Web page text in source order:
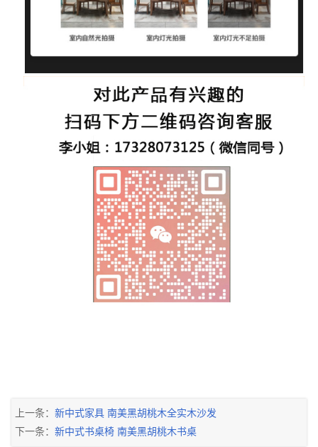
上一条： 新中式家具 南美黑胡桃木全实木沙发
下一条： 新中式书桌椅 南美黑胡桃木书桌